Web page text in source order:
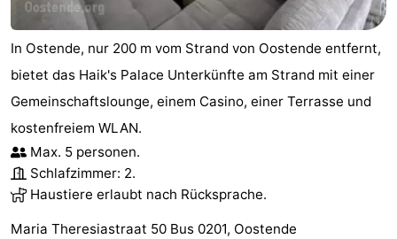
In Ostende, nur 200 m vom Strand von Oostende entfernt,
bietet das Haik's Palace Unterkünfte am Strand mit einer
Gemeinschaftslounge, einem Casino, einer Terrasse und
kostenfreiem WLAN.
Max. 5 personen.
Schlafzimmer: 2.
Haustiere erlaubt nach Rücksprache.
Maria Theresiastraat 50 Bus 0201, Oostende